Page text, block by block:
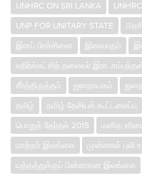
UNHRC ON SRI LANKA
UNP FOR UNITARY STATE
இனப் பிரச்சினை
இனவாதம்
எதிர்க்கட்சித் தலைவர் இரா.
சீர்த்திருத்தம்
ஜனநாயகம்
தமிழ்
தமிழ் தேசியக் கூட்டமைப்பு
பொதுத் தேர்தல் 2015
மனித
மாற்றம் இலங்கை
முன்னாள் புலி
யுத்தத்துக்குப் பின்னரான இலங்கை